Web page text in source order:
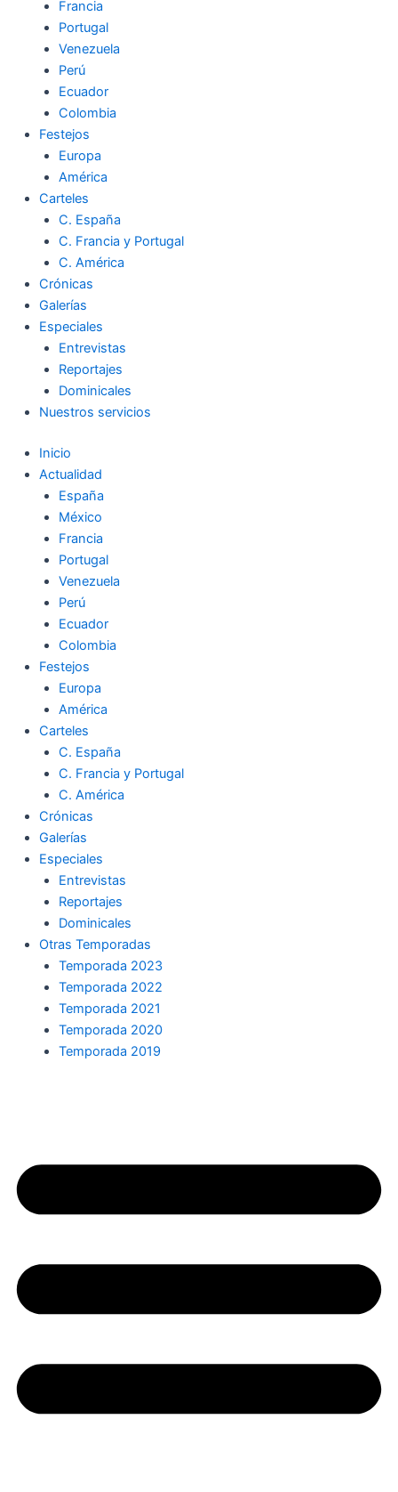
Francia
Portugal
Venezuela
Perú
Ecuador
Colombia
Festejos
Europa
América
Carteles
C. España
C. Francia y Portugal
C. América
Crónicas
Galerías
Especiales
Entrevistas
Reportajes
Dominicales
Nuestros servicios
Inicio
Actualidad
España
México
Francia
Portugal
Venezuela
Perú
Ecuador
Colombia
Festejos
Europa
América
Carteles
C. España
C. Francia y Portugal
C. América
Crónicas
Galerías
Especiales
Entrevistas
Reportajes
Dominicales
Otras Temporadas
Temporada 2023
Temporada 2022
Temporada 2021
Temporada 2020
Temporada 2019